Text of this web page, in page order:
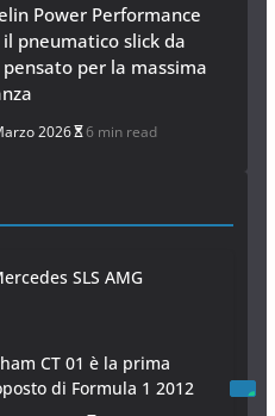
Power Performance
il pneumatico slick da
per la massima
2026 6 min read
SLS AMG
CT 01 è la prima
di Formula 1 2012